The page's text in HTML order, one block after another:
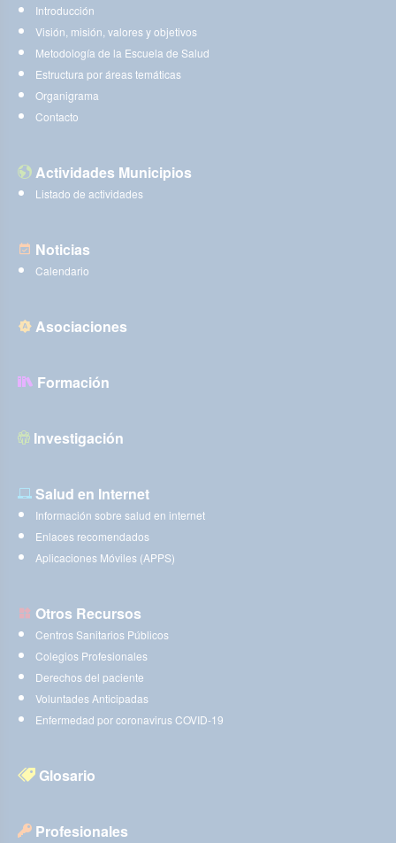
Introducción
Visión, misión, valores y objetivos
Metodología de la Escuela de Salud
Estructura por áreas temáticas
Organigrama
Contacto
Actividades Municipios
Listado de actividades
Noticias
Calendario
Asociaciones
Formación
Investigación
Salud en Internet
Información sobre salud en internet
Enlaces recomendados
Aplicaciones Móviles (APPS)
Otros Recursos
Centros Sanitarios Públicos
Colegios Profesionales
Derechos del paciente
Voluntades Anticipadas
Enfermedad por coronavirus COVID-19
Glosario
Profesionales